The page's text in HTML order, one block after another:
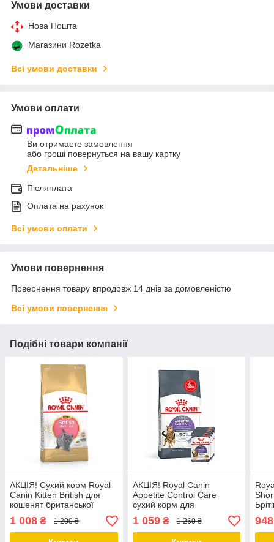
Умови доставки
Нова Пошта
Магазини Rozetka
Всі умови доставки
Умови оплати
Ви отримаєте замовлення
або гроші повернуться на вашу картку
Детальніше
Післяплата
Оплата на рахунок
Всі умови оплати
Умови повернення
Повернення товару впродовж 14 днів за домовленістю
Всі умови повернення
Подібні товари компанії
АКЦІЯ! Сухий корм Royal
Canin Kitten British для
кошенят британської
кішки, 2 КГ + 0,4 КГ у
подарунок!
1 008 ₴ 1 200 ₴
АКЦІЯ! Royal Canin
Appetite Control Care
сухий корм для
стерилізованих кішок 2 КГ
+ 4 вологих паучів У
ПОДАРУНОК
1 059₴ 1 260 ₴ 948